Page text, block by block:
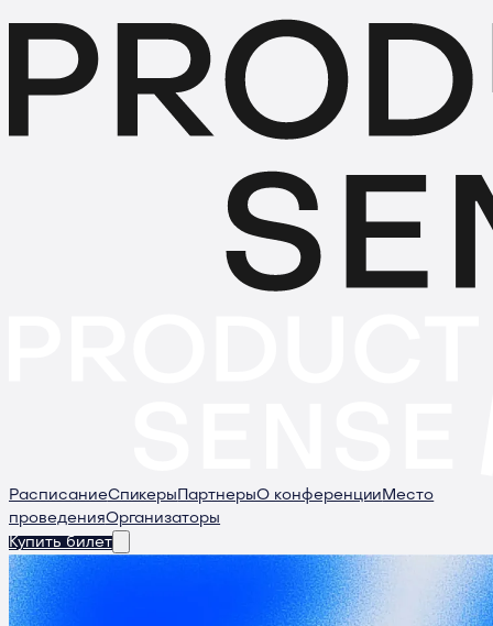
РасписаниеСпикеры ПартнерыО конференции Место
проведенияОрганизаторы
Купить билет